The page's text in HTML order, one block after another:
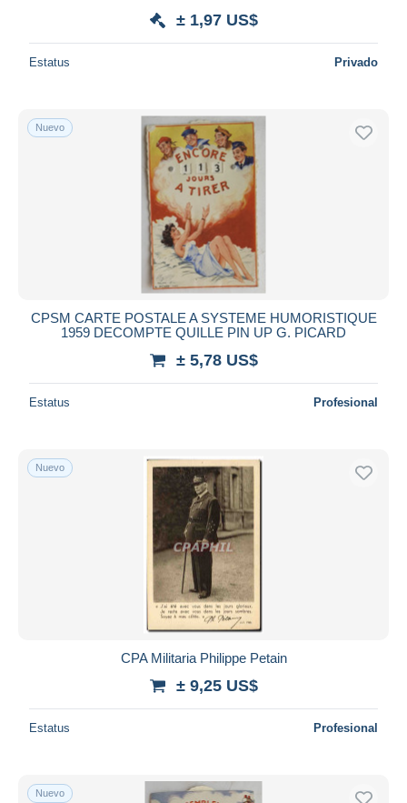
± 1,97 US$
Estatus Privado
Nuevo
CPSM CARTE POSTALE A SYSTEME HUMORISTIQUE
1959 DECOMPTE QUILLE PIN UP G. PICARD
± 5,78 US$
Estatus Profesional
Nuevo
CPA Militaria Philippe Petain
± 9,25 US$
Estatus Profesional
Nuevo